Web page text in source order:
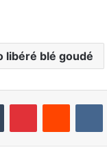
libéré blé goudé